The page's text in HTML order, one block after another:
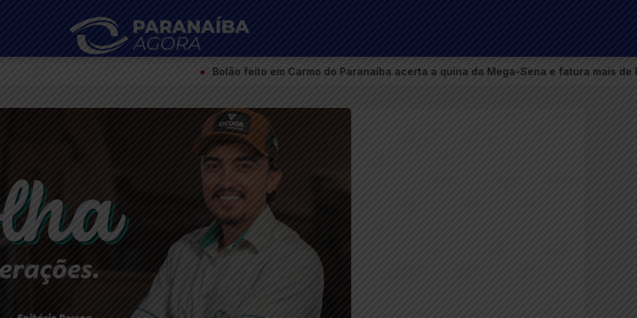
Bolão feito em Carmo do Paranaíba acerta a quina da Mega-Sena e fatura mais de R$ 105 mil ●